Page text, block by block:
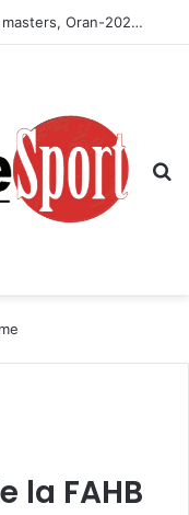
Championnat national d’été open et masters, Oran-2026 — Le CRB s’adjuge le titre
la FAHB